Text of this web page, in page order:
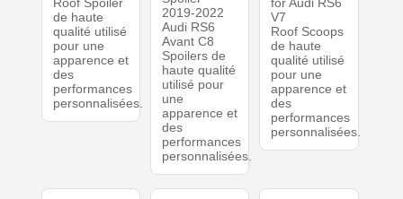
Roof Spoiler
de haute
qualité utilisé
pour une
apparence et
des
performances
personnalisées.
2019-2022
Audi RS6
Avant C8
Spoilers de
haute qualité
utilisé pour
une
apparence et
des
performances
personnalisées.
for Audi RS6
V7
Roof Scoops
de haute
qualité utilisé
pour une
apparence et
des
performances
personnalisées.